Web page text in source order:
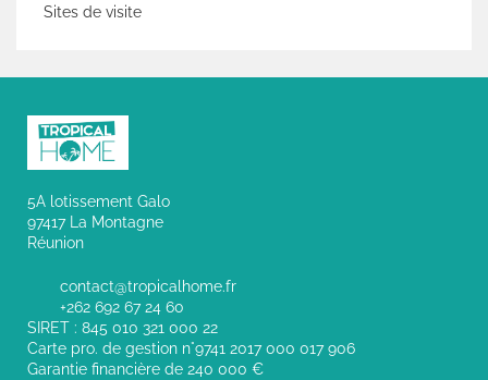
Sites de visite
5A lotissement Galo
97417 La Montagne
Réunion
contact@tropicalhome.fr
+262 692 67 24 60
SIRET : 845 010 321 000 22
Carte pro. de gestion n°9741 2017 000 017 906
Garantie financière de 240 000 €